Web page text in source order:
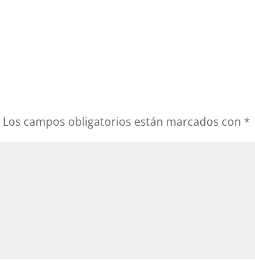
Los campos obligatorios están marcados con *